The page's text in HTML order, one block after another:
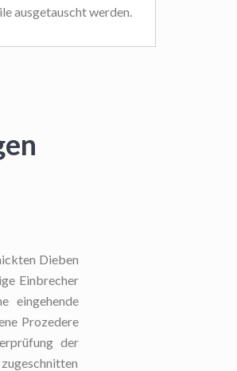
ausgetauscht werden.
Dieben
Einbrecher
eingehende
Prozedere
der